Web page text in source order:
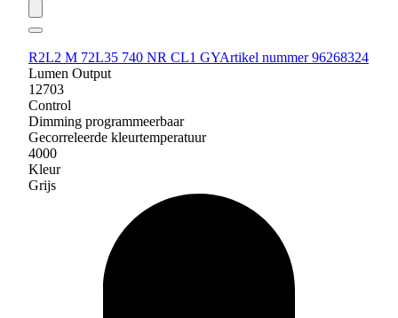
R2L2 M 72L35 740 NR CL1 GYArtikel nummer 96268324
Lumen Output
12703
Control
Dimming programmeerbaar
Gecorreleerde kleurtemperatuur
4000
Kleur
Grijs